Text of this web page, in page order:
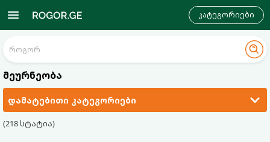
კატეგორიები
მეურნეობა
დამატებითი კატეგორიები
(218 სტატია)